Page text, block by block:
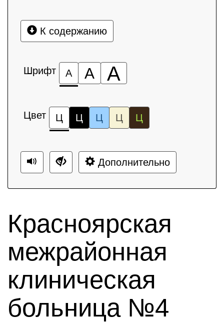
К содержанию
Шрифт А А А
Цвет Ц Ц Ц Ц Ц
Дополнительно
Красноярская
межрайонная
клиническая
больница №4